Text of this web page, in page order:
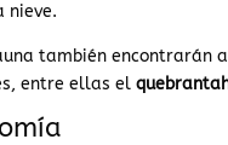
nieve.
también encontrarán
entre ellas el